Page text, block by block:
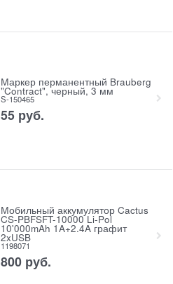
Маркер перманентный Brauberg
"Contract", черный, 3 мм
S-150465
55 руб.
Мобильный аккумулятор Cactus
CS-PBFSFT-10000 Li-Pol
10'000mAh 1A+2.4A графит
2xUSB
1198071
800 руб.